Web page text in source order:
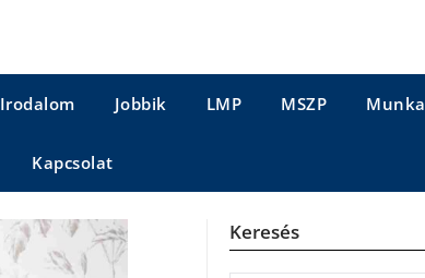
Irodalom Jobbik LMP MSZP Munka
Kapcsolat
Keresés